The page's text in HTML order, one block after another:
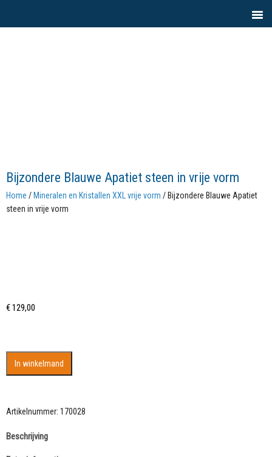
Bijzondere Blauwe Apatiet steen in vrije vorm
Home / Mineralen en Kristallen XXL vrije vorm / Bijzondere Blauwe Apatiet
steen in vrije vorm
€129,00
in
vorm
In winkelmand
Artikelnummer: 170028
Beschrijving